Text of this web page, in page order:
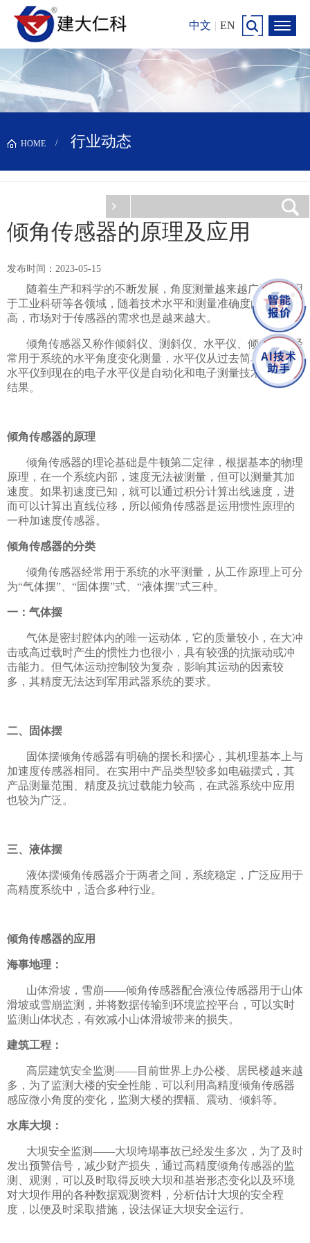
中文 | EN
HOME 行业动态
倾角传感器的原理及应用
发布时间：2023-05-15
随着生产和科学的不断发展，角度测量越来越广泛的应用
于工业科研等各领域，随着技术水平和测量准确度的不断提
高，市场对于传感器的需求也是越来越大。
倾角传感器又称作倾斜仪、测斜仪、水平仪、倾角计，经
常用于系统的水平角度变化测量，水平仪从过去简单的水泡
水平仪到现在的电子水平仪是自动化和电子测量技术发展的
结果。
倾角传感器的原理
倾角传感器的理论基础是牛顿第二定律，根据基本的物理
原理，在一个系统内部，速度无法被测量，但可以测量其加
速度。如果初速度已知，就可以通过积分计算出线速度，进
而可以计算出直线位移，所以倾角传感器是运用惯性原理的
一种加速度传感器。
倾角传感器的分类
倾角传感器经常用于系统的水平测量，从工作原理上可分
为“气体摆”、“固体摆”式、“液体摆”式三种。
一：气体摆
气体是密封腔体内的唯一运动体，它的质量较小，在大冲
击或高过载时产生的惯性力也很小，具有较强的抗振动或冲
击能力。但气体运动控制较为复杂，影响其运动的因素较
多，其精度无法达到军用武器系统的要求。
二、固体摆
固体摆倾角传感器有明确的摆长和摆心，其机理基本上与
加速度传感器相同。在实用中产品类型较多如电磁摆式，其
产品测量范围、精度及抗过载能力较高，在武器系统中应用
也较为广泛。
三、液体摆
液体摆倾角传感器介于两者之间，系统稳定，广泛应用于
高精度系统中，适合多种行业。
倾角传感器的应用
海事地理：
山体滑坡，雪崩——倾角传感器配合液位传感器用于山体
滑坡或雪崩监测，并将数据传输到环境监控平台，可以实时
监测山体状态，有效减小山体滑坡带来的损失。
建筑工程：
高层建筑安全监测——目前世界上办公楼、居民楼越来越
多，为了监测大楼的安全性能，可以利用高精度倾角传感器
感应微小角度的变化，监测大楼的摆幅、震动、倾斜等。
水库大坝：
大坝安全监测——大坝垮塌事故已经发生多次，为了及时
发出预警信号，减少财产损失，通过高精度倾角传感器的监
测、观测，可以及时取得反映大坝和基岩形态变化以及环境
对大坝作用的各种数据观测资料，分析估计大坝的安全程
度，以便及时采取措施，设法保证大坝安全运行。